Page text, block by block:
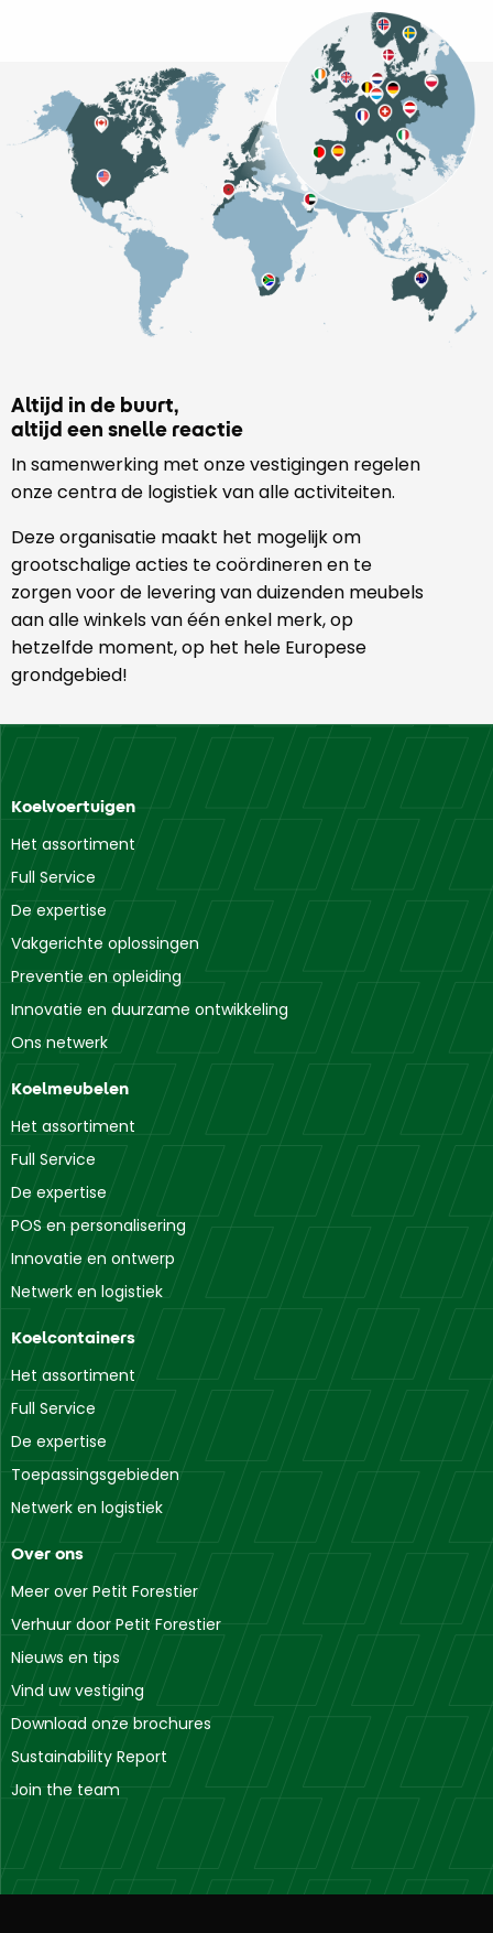
Altijd in de buurt,
altijd een snelle reactie
In samenwerking met onze vestigingen regelen
onze centra de logistiek van alle activiteiten.
Deze organisatie maakt het mogelijk om
grootschalige acties te coördineren en te
zorgen voor de levering van duizenden meubels
aan alle winkels van één enkel merk, op
hetzelfde moment, op het hele Europese
grondgebied!
Koelvoertuigen
Het assortiment
Full Service
De expertise
Vakgerichte oplossingen
Preventie en opleiding
Innovatie en duurzame ontwikkeling
Ons netwerk
Koelmeubelen
Het assortiment
Full Service
De expertise
POS en personalisering
Innovatie en ontwerp
Netwerk en logistiek
Koelcontainers
Het assortiment
Full Service
De expertise
Toepassingsgebieden
Netwerk en logistiek
Over ons
Meer over Petit Forestier
Verhuur door Petit Forestier
Nieuws en tips
Vind uw vestiging
Download onze brochures
Sustainability Report
Join the team